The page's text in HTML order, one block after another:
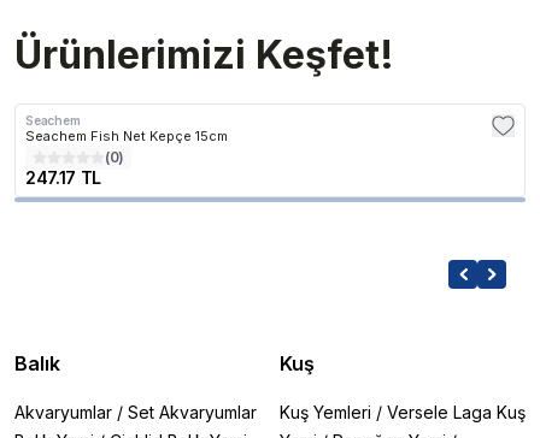
Ürünlerimizi Keşfet!
Seachem
Seachem Fish Net Kepçe 15cm
(0)
247.17 TL
Balık
Akvaryumlar / Set Akvaryumlar
Kuş
Kuş Yemleri / Versele Laga Kuş